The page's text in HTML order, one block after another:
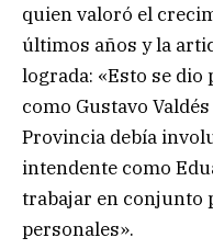
quien valoró el
últimos años y la
lograda: «Esto se
como Gustavo
Provincia debía
intendente como
trabajar en conjunto
personales».